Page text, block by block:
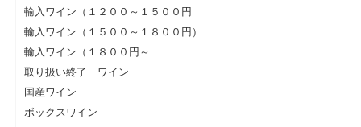
輸入ワイン（１２００～１５００円
輸入ワイン（１５００～１８００円）
輸入ワイン（１８００円～
取り扱い終了 ワイン
国産ワイン
ボックスワイン